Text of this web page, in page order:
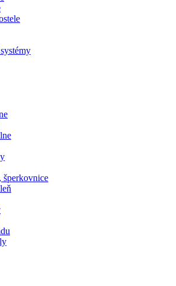
šperkovnice